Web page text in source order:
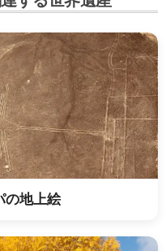
の地上絵